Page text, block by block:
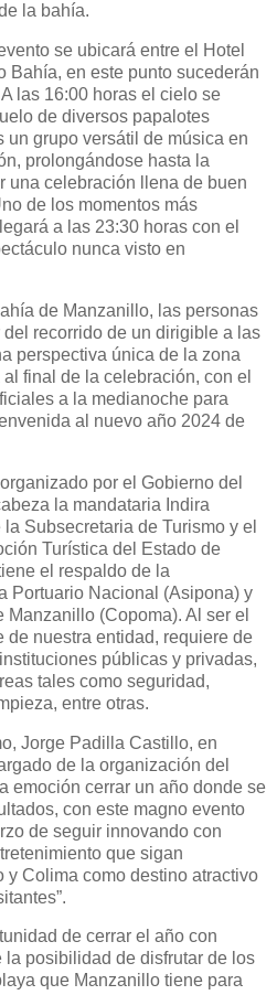
la bahía.
se ubicará entre el Hotel
Bahía, en este punto sucederán
las 16:00 horas el cielo se
de diversos papalotes
un grupo versátil de música en
prolongándose hasta la
una celebración llena de buen
de los momentos más
a las 23:30 horas con el
nunca visto en
de Manzanillo, las personas
recorrido de un dirigible a las
perspectiva única de la zona
final de la celebración, con el
a la medianoche para
al nuevo año 2024 de
por el Gobierno del
la mandataria Indira
Subsecretaria de Turismo y el
Turística del Estado de
el respaldo de la
Portuario Nacional (Asipona) y
Manzanillo (Copoma). Al ser el
de nuestra entidad, requiere de
públicas y privadas,
tales como seguridad,
entre otras.
Jorge Padilla Castillo, en
de la organización del
emoción cerrar un año donde se
con este magno evento
de seguir innovando con
que sigan
Colima como destino atractivo
de cerrar el año con
la posibilidad de disfrutar de los
que Manzanillo tiene para